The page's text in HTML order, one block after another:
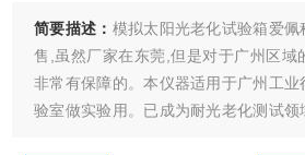
简要描述： 模拟太阳光老化试验箱爱
售,虽然厂家在东莞,但是对于广州区域
非常有保障的。本仪器适用于广州工
验室做实验用。已成为耐光老化测试领